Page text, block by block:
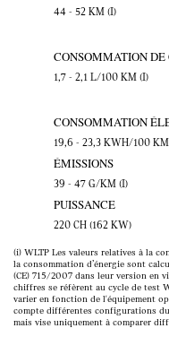
44 - 52 KM (I)
CONSOMMATION
1,7 - 2,1 L/100 KM (I)
CONSOMMATION
19,6 - 23,3 KWH/100
ÉMISSIONS
39 - 47 G/KM (I)
PUISSANCE
220 CH (162 KW)
(i) WLTP Les valeurs relatives à la
la consommation d’énergie sont
(CE) 715/2007 dans leur version en
chiffres se réfèrent au cycle de test
varier en fonction de l'équipement
compte différentes configurations
mais vise uniquement à comparer